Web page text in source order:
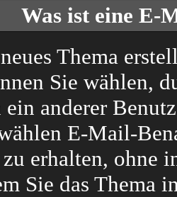
Was ist eine E-
Thema
Sie wählen,
anderer
E-Mail-
erhalten, ohne
Sie das Thema